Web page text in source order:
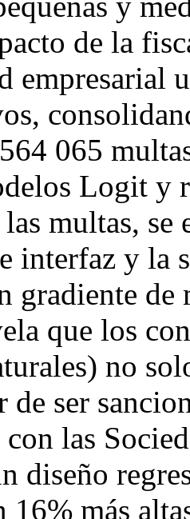
de la
empresarial
065
Logit y
multas, se
interfaz y la
gradiente
que los
no
de ser
las
diseño
más